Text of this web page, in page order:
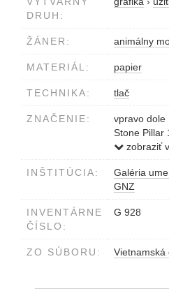
DRUH:
ŽÁNER: animálny
MATERIÁL: papier
TECHNIKA: tlač
ZNAČENIE:
vpravo dole
Stone Pillar
history
zobraziť
INŠTITÚCIA:
Galéria
GNZ
INVENTÁRNE
ČÍSLO:
G 928
ZO SÚBORU: Vietnamská